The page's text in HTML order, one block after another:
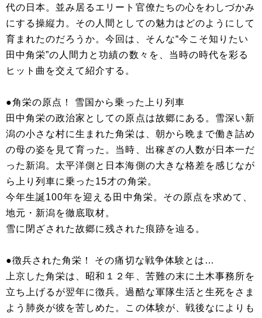
代の日本。並み居るエリート官僚たちの心をわしづかみ
にする操縦力。その人間としての魅力はどのようにして
育まれたのだろうか。今回は、そんな“今こそ知りたい
田中角栄”の人間力と功績の数々を、当時の時代を彩る
ヒット曲を交えて紹介する。
●角栄の原点！ 雪国から乗った上り列車
田中角栄の政治家としての原点は故郷にある。雪深い新
潟の小さな村に生まれた角栄は、朝から晩まで働き詰め
の母の姿を見て育った。当時、出稼ぎの人数が日本一だ
った新潟。太平洋側と日本海側の大きな格差を感じなが
ら上り列車に乗った15才の角栄。
今年生誕100年を迎える田中角栄。その原点を求めて、
地元・新潟を徹底取材。
雪に閉ざされた故郷に残された痕跡を辿る。
●徴兵された角栄！ その痛切な戦争体験とは…
上京した角栄は、昭和１２年、苦難の末に土木事務所を
立ち上げるが翌年に徴兵。過酷な軍隊生活と生死をさま
よう肺炎が彼を苦しめた。この体験が、戦後なによりも